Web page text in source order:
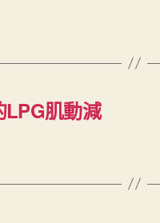
LPG肌動減